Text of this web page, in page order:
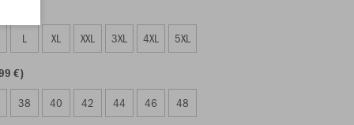
L XL XXL 3XL 4XL 5XL
€)
38 40 42 44 46 48